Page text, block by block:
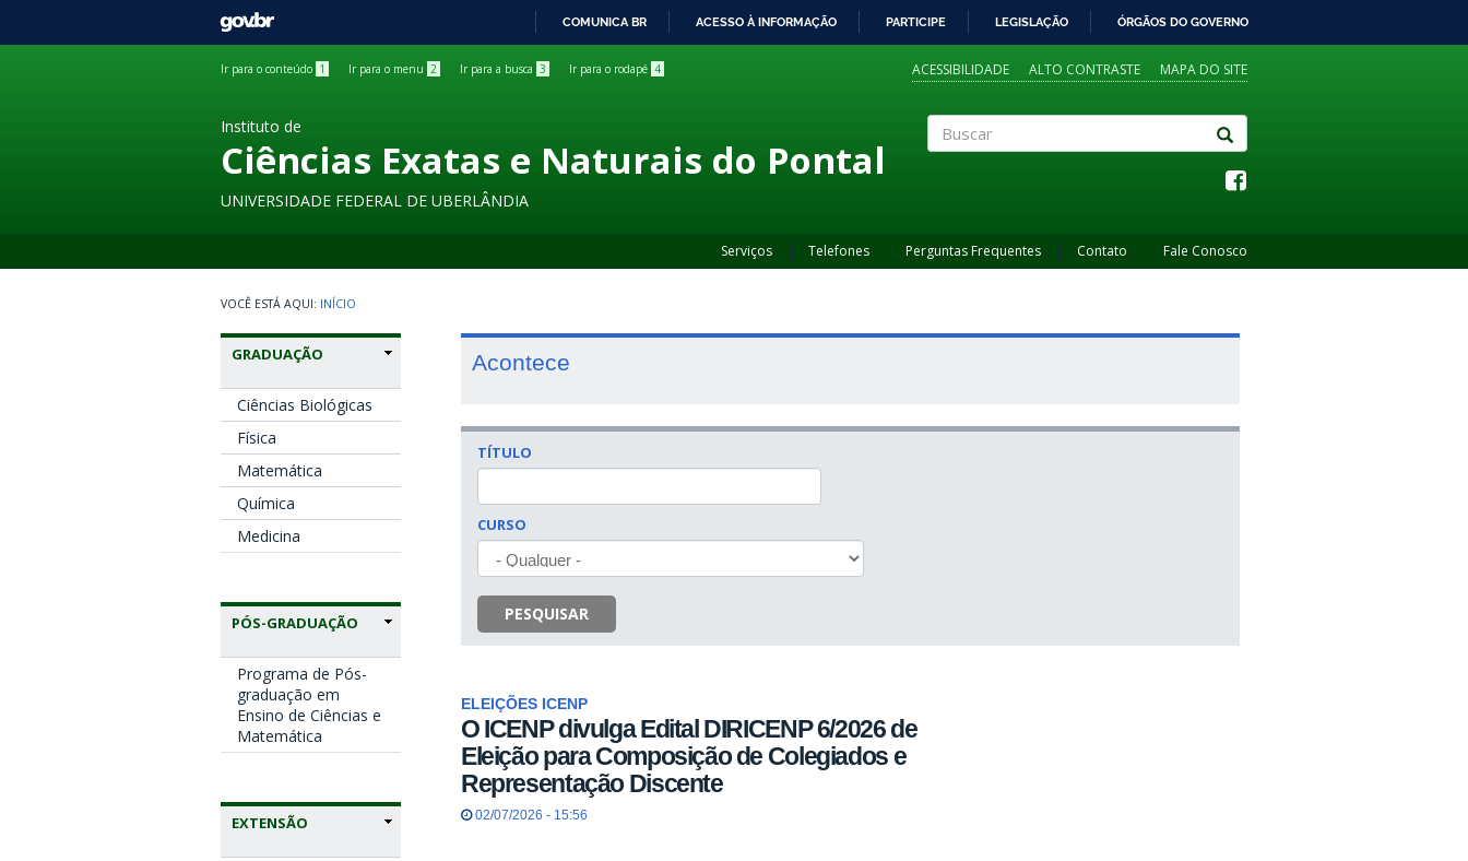
GOVBR
COMUNICA BR ACESSO À INFORMAÇÃO PARTICIPE LEGISLAÇÃO ÓRGÃOS DO GOVERNO
Ir para o conteúdo 1 Ir para o menu 2 Ir para a busca 3 Ir para o rodapé 4 ACESSIBILIDADE ALTO CONTRASTE MAPA DO SITE
Instituto de
Ciências Exatas e Naturais do Pontal
UNIVERSIDADE FEDERAL DE UBERLÂNDIA
Serviços Telefones Perguntas Frequentes Contato Fale Conosco
INÍCIO
GRADUAÇÃO
Ciências Biológicas
Física
Matemática
Química
Medicina
PÓS-GRADUAÇÃO
Programa de Pós-
graduação em
Ensino de Ciências e
Matemática
EXTENSÃO
Acontece
TÍTULO
CURSO
PESQUISAR
ELEIÇÕES ICENP
O ICENP divulga Edital DIRICENP 6/2026 de
Eleição para Composição de Colegiados e
Representação Discente
02/07/2026 - 15:56